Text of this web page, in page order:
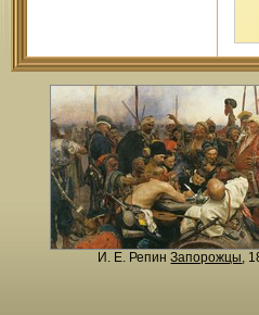
И. Е. РепинЗапорожцы,